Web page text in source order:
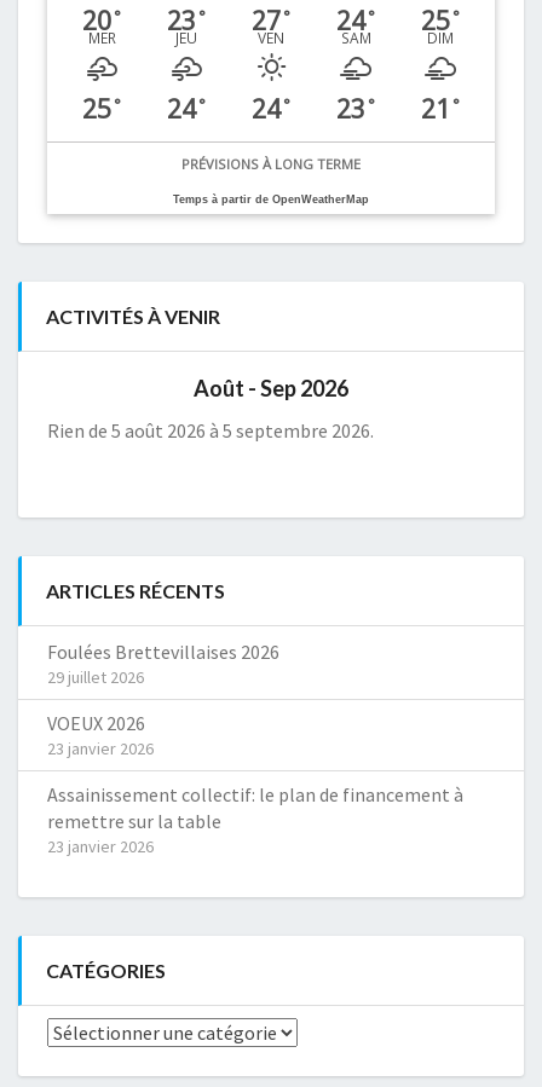
20° 23 ° 27° 24° 25°
MER
25°
JEU
24°
VEN
24°
SAM
23 °
DIM
21 °
PRÉVISIONS À LONG TERME
Temps à partir de OpenWeatherMap
ACTIVITÉS À VENIR
Août - Sep 2026
Rien de 5 août 2026 à 5 septembre 2026.
ARTICLES RÉCENTS
Foulées Brettevillaises 2026
29 juillet 2026
VOEUX 2026
23 janvier 2026
Assainissement collectif: le plan de financement à
remettre sur la table
23 janvier 2026
CATÉGORIES
Catégories